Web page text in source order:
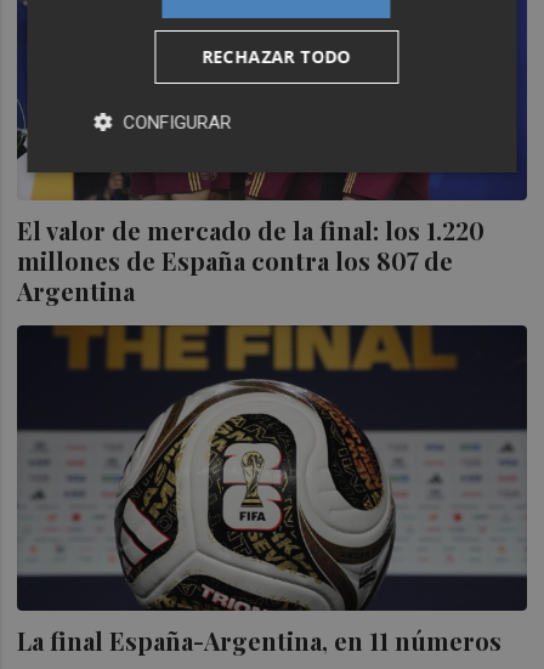
El valor de mercado de la final: los 1.220
millones de España contra los 807 de
Argentina
La final España-Argentina, en 11 números
RECHAZAR TODO
CONFIGURAR